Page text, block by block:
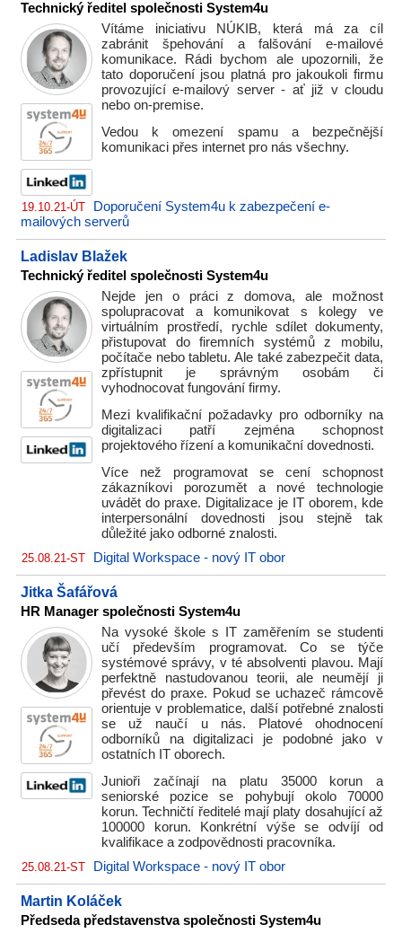
Technický ředitel společnosti System4u
Vítáme iniciativu NÚKIB, která má za cíl
zabránit špehování a falšování e-mailové
komunikace. Rádi bychom ale upozornili, že
tato doporučení jsou platná pro jakoukoli firmu
provozující e-mailový server - ať již v cloudu
nebo on-premise.
Vedou k omezení spamu a bezpečnější
komunikaci přes internet pro nás všechny.
19.10.21-ÚT
Doporučení System4u k zabezpečení e-
mailových serverů
Ladislav Blažek
Technický ředitel společnosti System4u
Nejde jen o práci z domova, ale možnost
spolupracovat a komunikovat s kolegy ve
virtuálním prostředí, rychle sdílet dokumenty,
přistupovat do firemních systémů z mobilu,
počítače nebo tabletu. Ale také zabezpečit data,
zpřístupnit je správným osobám či
vyhodnocovat fungování firmy.
Mezi kvalifikační požadavky pro odborníky na
digitalizaci patří zejména schopnost
projektového řízení a komunikační dovednosti.
Více než programovat se cení schopnost
zákazníkovi porozumět a nové technologie
uvádět do praxe. Digitalizace je IT oborem, kde
interpersonální dovednosti jsou stejně tak
důležité jako odborné znalosti.
25.08.21-ST Digital Workspace - nový IT obor
Jitka Šafářová
HR Manager společnosti System4u
Na vysoké škole s IT zaměřením se studenti
učí především programovat. Co se týče
systémové správy, v té absolventi plavou. Mají
perfektně nastudovanou teorii, ale neumějí ji
převést do praxe. Pokud se uchazeč rámcově
orientuje v problematice, další potřebné znalosti
se už naučí u nás. Platové ohodnocení
odborníků na digitalizaci je podobné jako v
ostatních IT oborech.
Junioři začínají na platu 35000 korun a
seniorské pozice se pohybují okolo 70000
korun. Techničtí ředitelé mají platy dosahující až
100000 korun. Konkrétní výše se odvíjí od
kvalifikace a zodpovědnosti pracovníka.
25.08.21-ST Digital Workspace - nový IT obor
Martin Koláček
Předseda představenstva společnosti System4u